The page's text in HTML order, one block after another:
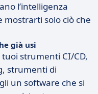
l’intelligenza
solo ciò che
già usi
strumenti CI/CD,
strumenti di
un software che si